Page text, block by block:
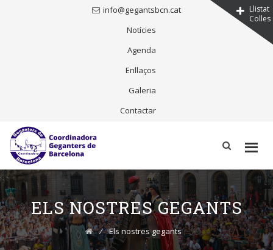
Llistat
Colles
info@gegantsbcn.cat
Notícies
Agenda
Enllaços
Galeria
Contactar
Skip
to
content
ELS NOSTRES GEGANTS
⁄ Els nostres gegants